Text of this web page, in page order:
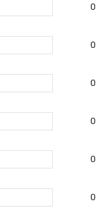
0
0
0
0
0
0